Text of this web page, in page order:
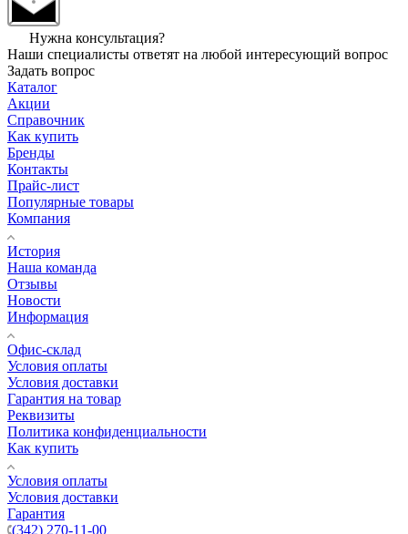
Нужна консультация?
Наши специалисты ответят на любой интересующий вопрос
Задать вопрос
Каталог
Акции
Справочник
Как купить
Бренды
Контакты
Прайс-лист
Популярные товары
Компания
История
Наша команда
Отзывы
Новости
Информация
Офис-склад
Условия оплаты
Условия доставки
Гарантия на товар
Реквизиты
Политика конфиденциальности
Как купить
Условия оплаты
Условия доставки
Гарантия
(342) 270-11-00